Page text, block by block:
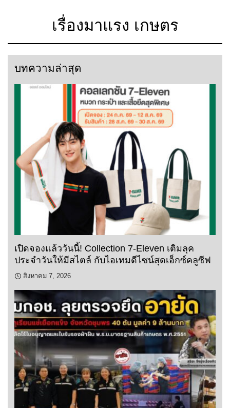
เรื่องมาแรง เกษตร
บทความล่าสุด
เปิดจองแล้ววันนี้! Collection 7-Eleven เติมลุค
ประจำวันให้มีสไตล์ กับไอเทมดีไซน์สุดเอ็กซ์คลูซีฟ
สิงหาคม 7, 2026